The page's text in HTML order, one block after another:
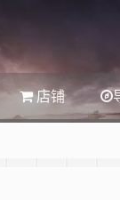
店铺